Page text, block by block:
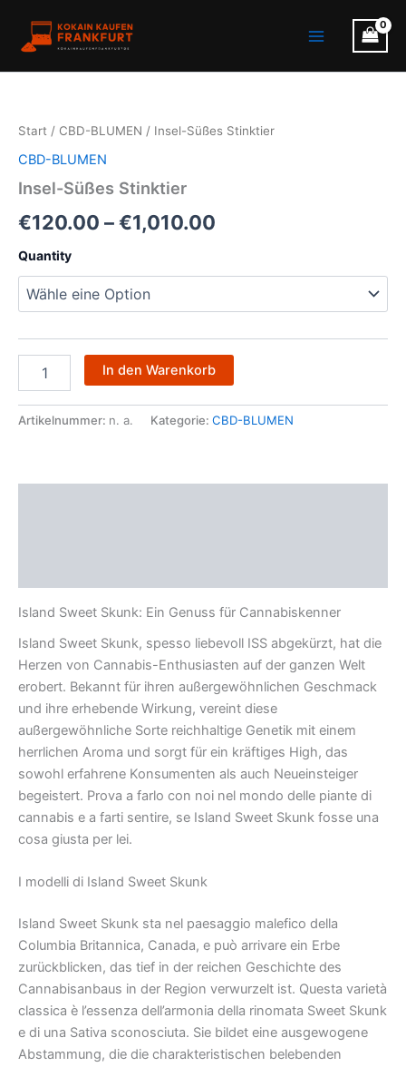
Inhalt
springen
Menu
Start / CBD-BLUMEN / Insel-Süßes Stinktier
CBD-BLUMEN
Insel-Süßes Stinktier
€120.00 –€1,010.00
€120.00
Quantity
Menge
In den Warenkorb
Artikelnummer: n. a. Kategorie: CBD-BLUMEN
Island Sweet Skunk: Ein Genuss für Cannabiskenner
Island Sweet Skunk, spesso liebevoll ISS abgekürzt, hat die
Herzen von Cannabis-Enthusiasten auf der ganzen Welt
erobert. Bekannt für ihren außergewöhnlichen Geschmack
und ihre erhebende Wirkung, vereint diese
außergewöhnliche Sorte reichhaltige Genetik mit einem
herrlichen Aroma und sorgt für ein kräftiges High, das
sowohl erfahrene Konsumenten als auch Neueinsteiger
begeistert. Prova a farlo con noi nel mondo delle piante di
cannabis e a farti sentire, se Island Sweet Skunk fosse una
cosa giusta per lei.
I modelli di Island Sweet Skunk
Island Sweet Skunk sta nel paesaggio malefico della
Columbia Britannica, Canada, e può arrivare ein Erbe
zurückblicken, das tief in der reichen Geschichte des
Cannabisanbaus in der Region verwurzelt ist. Questa varietà
classica è l’essenza dell’armonia della rinomata Sweet Skunk
e di una Sativa sconosciuta. Sie bildet eine ausgewogene
Abstammung, die die charakteristischen belebenden